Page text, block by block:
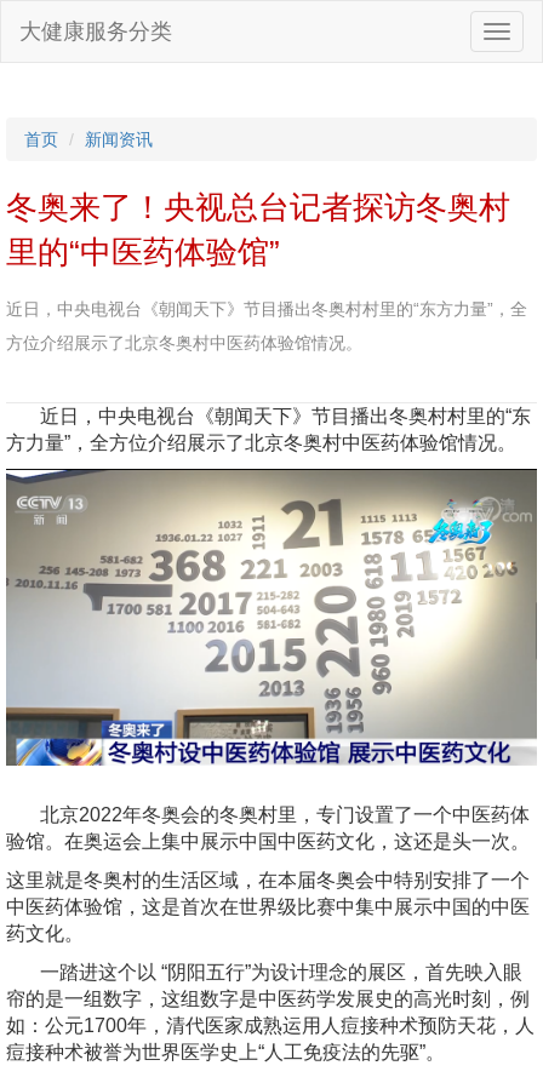
大健康服务分类
首页 新闻资讯
冬奥来了！央视总台记者探访冬奥村
里的“中医药体验馆”
近日，中央电视台《朝闻天下》节目播出冬奥村村里的“东方力量”，全
方位介绍展示了北京冬奥村中医药体验馆情况。
近日，中央电视台《朝闻天下》节目播出冬奥村村里的“东
方力量”，全方位介绍展示了北京冬奥村中医药体验馆情况。
北京2022年冬奥会的冬奥村里，专门设置了一个中医药体
验馆。在奥运会上集中展示中国中医药文化，这还是头一次。
这里就是冬奥村的生活区域，在本届冬奥会中特别安排了一个
中医药体验馆，这是首次在世界级比赛中集中展示中国的中医
药文化。
一踏进这个以 “阴阳五行”为设计理念的展区，首先映入眼
帘的是一组数字，这组数字是中医药学发展史的高光时刻，例
如：公元1700年，清代医家成熟运用人痘接种术预防天花，人
痘接种术被誉为世界医学史上“人工免疫法的先驱”。